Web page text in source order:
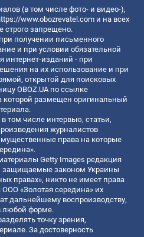
(в том числе фото- и видео-),
www.obozrevatel.com и на всех
строго запрещено.
получении письменного
и при условии обязательной
интернет-изданий - при
на их использование и при
открытой для поисковых
OBOZ.UA по ссылке
которой размещен оригинальный
том числе интервью, статьи,
журналистов
права на которые
Getty Images редакция
защищаемые законом Украины
правах», никто не имеет права
«Золотая середина» их
дальнейшему воспроизводству,
любой форме.
точку зрения,
За достоверность